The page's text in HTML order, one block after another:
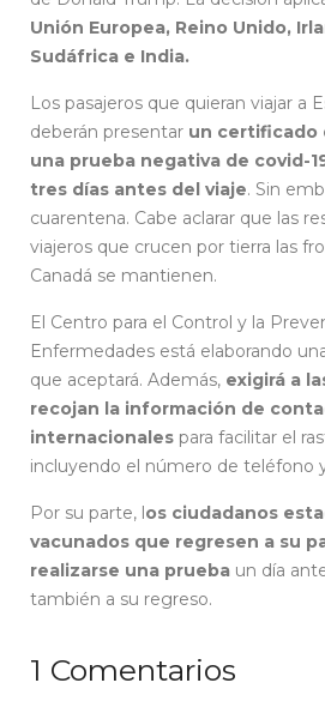
Unión Europea, Reino Unido,
Sudáfrica e India.
Los pasajeros que quieran viajar a
deberán presentar un certificado
una prueba negativa de covid-
tres días antes del viaje. Sin
cuarentena. Cabe aclarar que las
viajeros que crucen por tierra las
Canadá se mantienen.
El Centro para el Control y la
Enfermedades está elaborando
que aceptará. Además, exigirá a
recojan la información de
internacionales para facilitar el
incluyendo el número de teléfono
Por su parte, los ciudadanos
vacunados que regresen a su
realizarse una prueba un día
también a su regreso.
1 Comentarios